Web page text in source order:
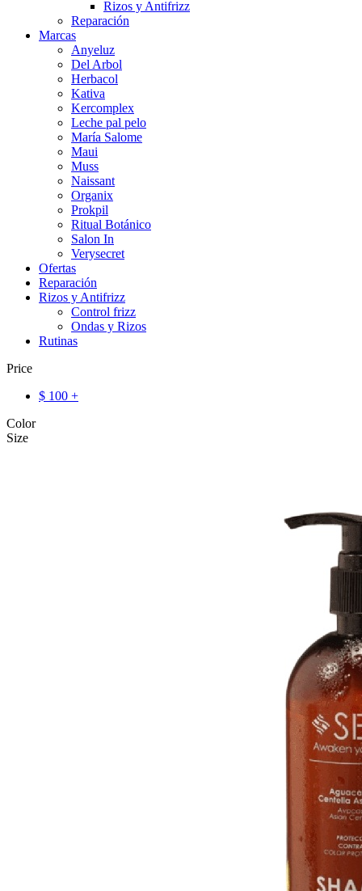
Rizos y Antifrizz
Reparación
Marcas
Anyeluz
Del Arbol
Herbacol
Kativa
Kercomplex
Leche pal pelo
María Salome
Maui
Muss
Naissant
Organix
Prokpil
Ritual Botánico
Salon In
Verysecret
Ofertas
Reparación
Rizos y Antifrizz
Control frizz
Ondas y Rizos
Rutinas
Price
$ 100 +
Color
Size